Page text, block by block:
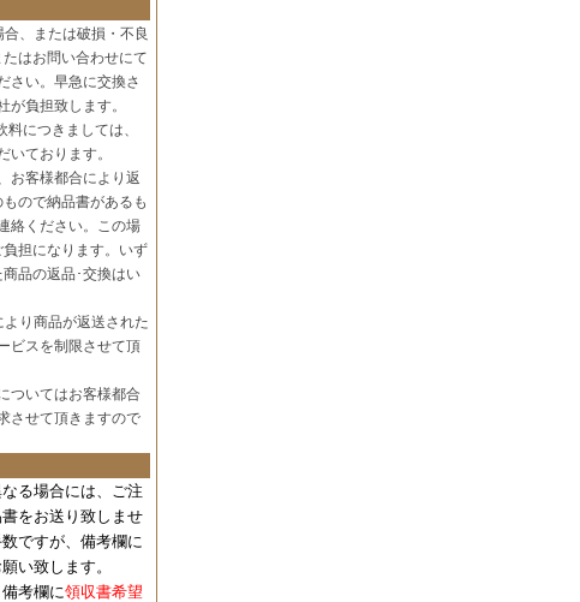
、または破損・不良
はお問い合わせにて
さい。早急に交換さ
負担致します。
につきましては、
いております。
お客様都合により返
ので納品書があるも
絡ください。この場
担になります。いず
品の返品･交換はい
り商品が返送された
ビスを制限させて頂
ついてはお客様都合
させて頂きますので
る場合には、 ご注
をお送り致しませ
ですが、備考欄に
い致します。
考欄に領収書希望